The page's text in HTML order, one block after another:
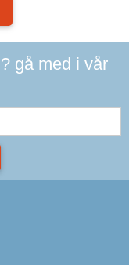
gå med i vår